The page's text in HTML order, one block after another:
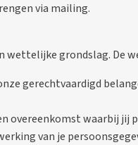
via mailing.
wettelijke grondslag. De
gerechtvaardigd
overeenkomst waarbij jij
van je